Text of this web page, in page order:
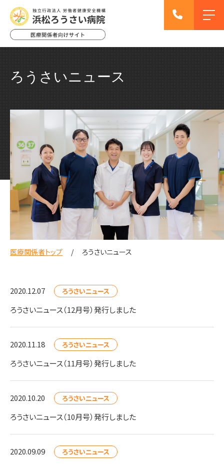
ろうさいニュース
医療関係者トップ ろうさいニュース
2020.12.07 ろうさいニュース
ろうさいニュース（12月号）発行しました
2020.11.18 ろうさいニュース
ろうさいニュース（11月号）発行しました
2020.10.20 ろうさいニュース
ろうさいニュース（10月号）発行しました
2020.09.09 ろうさいニュース